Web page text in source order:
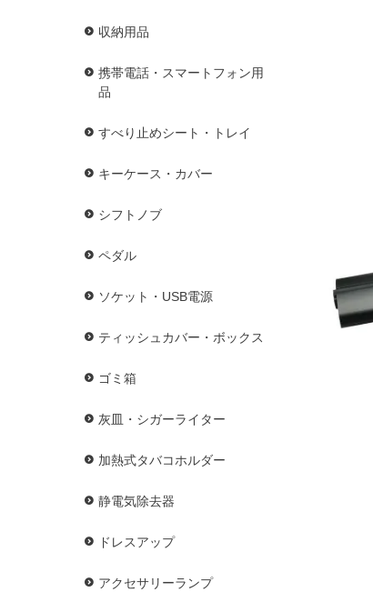
収納用品
携帯電話・スマートフォン用
品
すべり止めシート・トレイ
キーケース・カバー
シフトノブ
ペダル
ソケット・USB電源
ティッシュカバー・ボックス
ゴミ箱
灰皿・シガーライター
加熱式タバコホルダー
静電気除去器
ドレスアップ
アクセサリーランプ